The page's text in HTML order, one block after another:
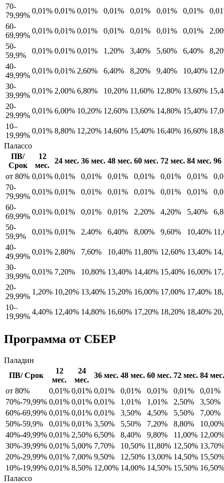
70-
79,99%
0,01% 0,01% 0,01% 0,01% 0,01% 0,01% 0,01%
60-
69,99%
0,01% 0,01% 0,01% 0,01% 0,01% 0,01% 0,01%
50-
59,9%
0,01% 0,01% 0,01% 1,20% 3,40% 5,60% 6,40%
40-
49,99%
0,01% 0,01% 2,60% 6,40% 8,20% 9,40% 10,40%
30-
39,99%
0,01% 2,00% 6,80% 10,20% 11,60% 12,80% 13,60%
20-
29,99%
0,01% 6,00% 10,20% 12,60% 13,60% 14,80% 15,40%
10–
19,99%
0,01% 8,80% 12,20% 14,60% 15,40% 16,40% 16,60%
Палассо
ПВ/
Срок
12
мес.
24 мес. 36 мес. 48 мес. 60 мес. 72 мес. 84 мес. 96
от 80% 0,01% 0,01% 0,01% 0,01% 0,01% 0,01% 0,01%
70-
79,99%
0,01% 0,01% 0,01% 0,01% 0,01% 0,01% 0,01%
60-
69,99%
0,01% 0,01% 0,01% 0,01% 2,20% 4,20% 5,40%
50-
59,9%
0,01% 0,01% 2,40% 6,40% 8,00% 9,60% 10,40%
40-
49,99%
0,01% 2,80% 7,60% 10,40% 11,80% 12,60% 13,40%
30-
39,99%
0,01% 7,20% 10,80% 13,40% 14,40% 15,40% 16,00%
20-
29,99%
1,20% 10,20% 13,40% 15,20% 16,00% 17,00% 17,40%
10–
19,99%
4,40% 12,40% 14,80% 16,60% 17,20% 18,20% 18,40%
Программа от СБЕР
Паладин
ПВ/ Срок
12
мес.
24
мес.
36 мес. 48 мес. 60 мес. 72 мес. 84 мес.
от 80%
0,01% 0,01% 0,01% 0,01% 0,01% 0,01%
0,01%
70%-79,99% 0,01% 0,01% 0,01% 1,01% 1,01% 2,50%
3,50%
60%-69,99% 0,01% 0,01% 0,01% 3,50% 4,50% 5,50%
7,00%
50%-59,9%
0,01% 0,01% 3,50% 5,50% 7,20% 8,80%
10,00%
40%-49,99% 0,01% 2,50% 6,50% 8,40% 9,80% 11,00% 12,00%
30%-39,99% 0,01% 5,00% 7,70% 10,50% 11,80% 12,50% 13,70%
20%-29,99% 0,01% 7,00% 9,50% 12,50% 13,00% 14,50% 15,50%
10%-19,99% 0,01% 8,50% 12,00% 14,00% 14,50% 15,50% 16,50%
Палассо